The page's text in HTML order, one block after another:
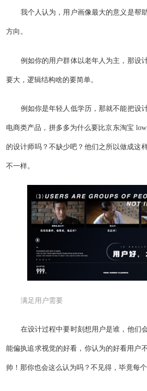
我个人认为，用户画像最大的意义是帮
方向。
例如你的用户群体以老年人为主，那设
要大，逻辑结构啥的要简单。
例如你是年轻人低学历，那就不能把设
电商类产品，拼多多为什么要比京东淘宝
的设计师吗？不缺少吧？他们之所以做成这
不一样。
满足用户需要
在设计过程中要时刻想用户是谁，他们
能偏执追求视觉的好看，你认为的好看用户
帅！那你也会这么认为吗？不见得，毕竟每个